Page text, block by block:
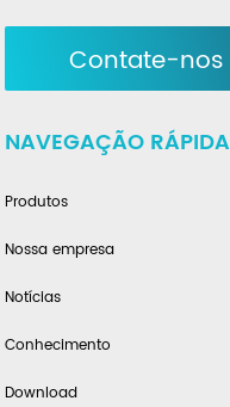
Contate-nos
NAVEGAÇÃO RÁPIDA
Produtos
Nossa empresa
Notícias
Conhecimento
Download